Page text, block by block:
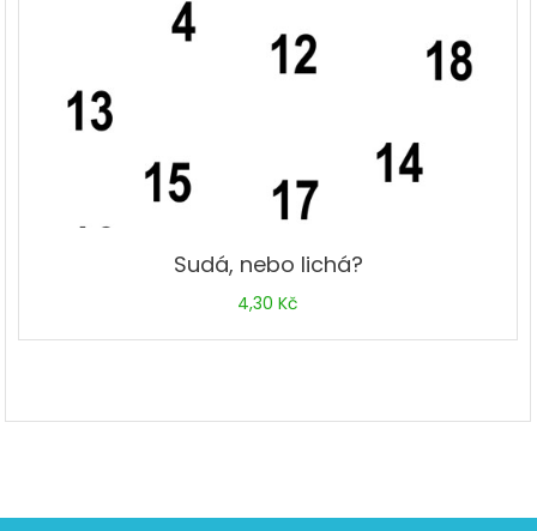
Sudá, nebo lichá?
4,30Kč